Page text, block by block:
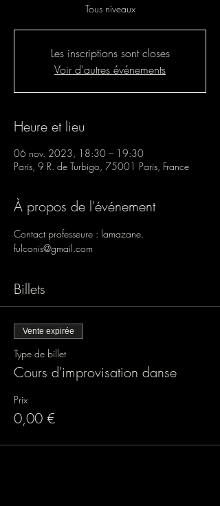
Tous niveaux
Les inscriptions sont closes
Voir d'autres événements
Heure et lieu
06 nov. 2023, 18:30 – 19:30
Paris, 9 R. de Turbigo, 75001 Paris, France
À propos de l'événement
Contact professeure : lamazane.
fulconis@gmail.com
Billets
Vente expirée
Type de billet
Cours d'improvisation danse
Prix
0,00 €